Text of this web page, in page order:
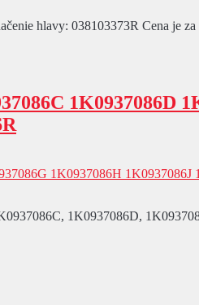
hlavy: 038103373R Cena je
1K0937086D
1K0937086D,